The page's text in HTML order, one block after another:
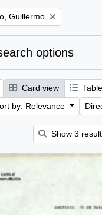
Guillermo
options
Card view
by: Relevance
Show 3